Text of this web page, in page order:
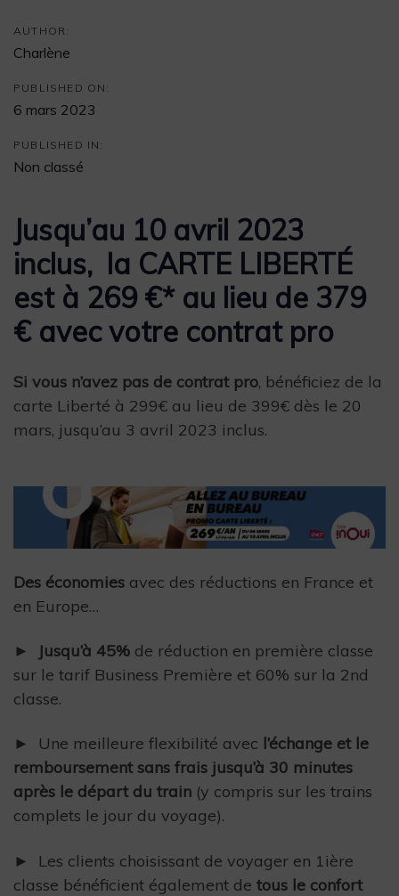
AUTHOR:
Charlène
PUBLISHED ON:
6 mars 2023
PUBLISHED IN:
Non classé
Jusqu’au 10 avril 2023
inclus, la CARTE LIBERTÉ
est à 269 €* au lieu de 379
€ avec votre contrat pro
Si vous n’avez pas de contrat pro, bénéficiez de la
carte Liberté à 299€ au lieu de 399€ dès le 20
mars, jusqu’au 3 avril 2023 inclus.
Des économies avec des réductions en France et
en Europe…
► Jusqu’à 45% de réduction en première classe
sur le tarif Business Première et 60% sur la 2nd
classe.
► Une meilleure flexibilité avec l’échange et le
remboursement sans frais jusqu’à 30 minutes
après le départ du train (y compris sur les trains
complets le jour du voyage).
► Les clients choisissant de voyager en 1ière
classe bénéficient également de tous le confort